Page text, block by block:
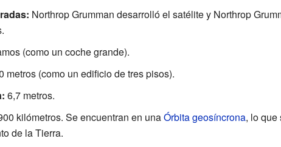
Northrop Grumman desarrolló el satélite y Northrop
(como un coche grande).
metros (como un edificio de tres pisos).
6,7 metros.
kilómetros. Se encuentran en unaÓrbita geosíncrona, lo que
de la Tierra.